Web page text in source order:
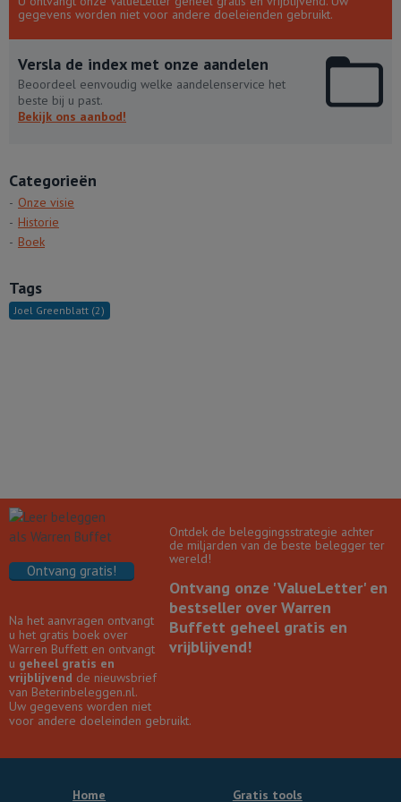
gegevens worden niet voor andere doeleienden gebruikt.
Versla de index met onze aandelen
Beoordeel eenvoudig welke aandelenservice het
beste bij u past.
Bekijk ons aanbod!
Categorieën
Onze visie
Historie
Boek
Tags
Joel Greenblatt (2)
Ontdek de beleggingsstrategie achter
de miljarden van de beste belegger ter
wereld!
Ontvang onze 'ValueLetter' en
bestseller over Warren
Buffett geheel gratis en
vrijblijvend!
Ontvang gratis!
Na het aanvragen ontvangt
u het gratis boek over
Warren Buffett en ontvangt
u geheel gratis en
vrijblijvend de nieuwsbrief
van Beterinbeleggen.nl.
Uw gegevens worden niet
voor andere doeleinden gebruikt.
Home Gratis tools